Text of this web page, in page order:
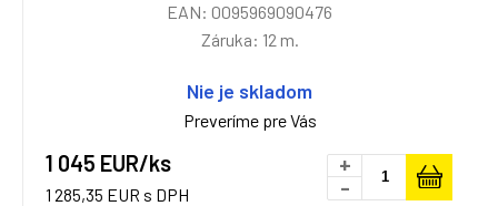
EAN: 0095969090476
Záruka: 12 m.
Nie je skladom
Preveríme pre Vás
1 045 EUR/ks
1 285,35 EUR s DPH
+
-